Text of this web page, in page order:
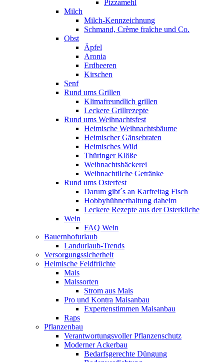
Pizzamehl
Milch
Milch-Kennzeichnung
Schmand, Crème fraȋche und Co.
Obst
Äpfel
Aronia
Erdbeeren
Kirschen
Senf
Rund ums Grillen
Klimafreundlich grillen
Leckere Grillrezepte
Rund ums Weihnachtsfest
Heimische Weihnachtsbäume
Heimischer Gänsebraten
Heimisches Wild
Thüringer Klöße
Weihnachtsbäckerei
Weihnachtliche Getränke
Rund ums Osterfest
Darum gibt´s an Karfreitag Fisch
Hobbyhühnerhaltung daheim
Leckere Rezepte aus der Osterküche
Wein
FAQ Wein
Bauernhofurlaub
Landurlaub-Trends
Versorgungssicherheit
Heimische Feldfrüchte
Mais
Maissorten
Strom aus Mais
Pro und Kontra Maisanbau
Expertenstimmen Maisanbau
Raps
Pflanzenbau
Verantwortungsvoller Pflanzenschutz
Moderner Ackerbau
Bedarfsgerechte Düngung